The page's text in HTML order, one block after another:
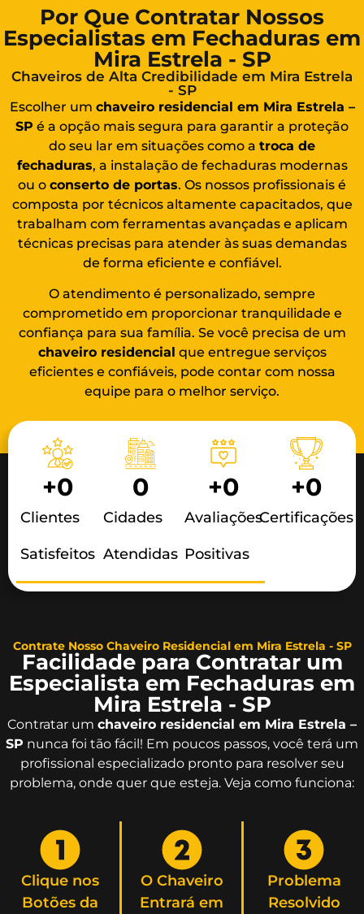
Por Que Contratar Nossos
Especialistas em Fechaduras em
Mira Estrela - SP
Chaveiros de Alta Credibilidade em Mira Estrela
- SP
Escolher um chaveiro residencial em Mira Estrela –
SP é a opção mais segura para garantir a proteção
do seu lar em situações como a troca de
fechaduras, a instalação de fechaduras modernas
ou o conserto de portas. Os nossos profissionais é
composta por técnicos altamente capacitados, que
trabalham com ferramentas avançadas e aplicam
técnicas precisas para atender às suas demandas
de forma eficiente e confiável.
O atendimento é personalizado, sempre
comprometido em proporcionar tranquilidade e
confiança para sua família. Se você precisa de um
chaveiro residencial que entregue serviços
eficientes e confiáveis, pode contar com nossa
equipe para o melhor serviço.
Clientes
Satisfeitos
+0
Cidades
Atendidas
0
Avaliações
Positivas
+0
Certificações
+0
Contrate Nosso Chaveiro Residencial em Mira Estrela - SP
Facilidade para Contratar um
Especialista em Fechaduras em
Mira Estrela - SP
Contratar um chaveiro residencial em Mira Estrela –
SP nunca foi tão fácil! Em poucos passos, você terá um
profissional especializado pronto para resolver seu
problema, onde quer que esteja. Veja como funciona:
Clique nos
Botões da
O Chaveiro
Entrará em
Problema
Resolvido